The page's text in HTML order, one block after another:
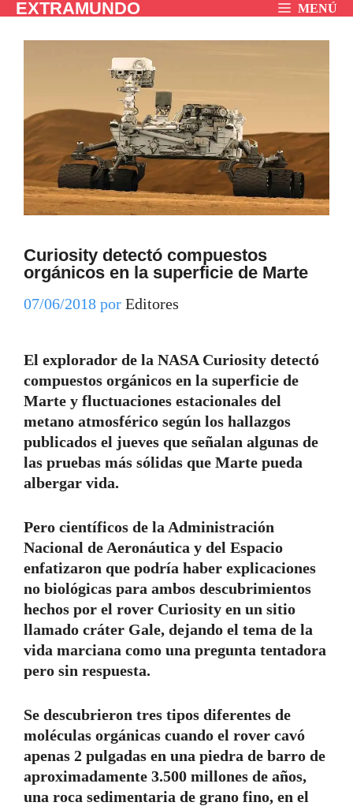
SaltarEXTRAMUNDO MENÚ
Curiosity detectó compuestos
orgánicos en la superficie de Marte
07/06/2018 por Editores
El explorador de la NASA Curiosity detectó
compuestos orgánicos en la superficie de
Marte y fluctuaciones estacionales del
metano atmosférico según los hallazgos
publicados el jueves que señalan algunas de
las pruebas más sólidas que Marte pueda
albergar vida.
Pero científicos de la Administración
Nacional de Aeronáutica y del Espacio
enfatizaron que podría haber explicaciones
no biológicas para ambos descubrimientos
hechos por el rover Curiosity en un sitio
llamado cráter Gale, dejando el tema de la
vida marciana como una pregunta tentadora
pero sin respuesta.
Se descubrieron tres tipos diferentes de
moléculas orgánicas cuando el rover cavó
apenas 2 pulgadas en una piedra de barro de
aproximadamente 3.500 millones de años,
una roca sedimentaria de grano fino, en el